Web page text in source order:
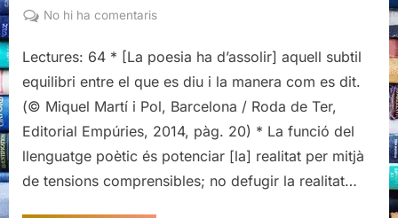
on
No hi ha comentarisa
literàries
/
Roda
de
Ter,
Lectures: 64 * [La poesia ha d’assolir] aquell subtil
equilibri entre el que es diu i la manera com es dit.
(© Miquel Martí i Pol, Barcelona / Roda de Ter,
Editorial Empúries, 2014, pàg. 20) * La funció del
llenguatge poètic és potenciar [la] realitat per mitjà
de tensions comprensibles; no defugir la realitat…